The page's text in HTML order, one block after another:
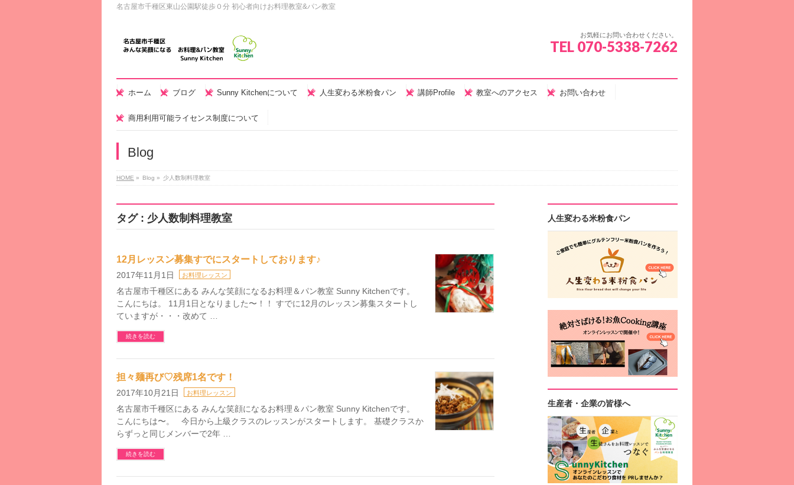
名古屋市千種区東山公園駅徒歩０分 初心者向けお料理教室&パン教室
お気軽にお問い合わせください。
TEL 070-5338-7262
ホーム ブログ Sunny Kitchenについて 人生変わる米粉食パン 講師Profile 教室へのアクセス お問い合わせ
商用利用可能ライセンス制度について
Blog
HOME » Blog » 少人数制料理教室
タグ : 少人数制料理教室
12月レッスン募集すでにスタートしております♪
2017年11月1日 お料理レッスン
名古屋市千種区にある みんな笑顔になるお料理＆パン教室 Sunny Kitchenです。
こんにちは。 11月1日となりました〜！！ すでに12月のレッスン募集スタートし
ていますが・・・改めて …
続きを読む
担々麺再び♡残席1名です！
2017年10月21日 お料理レッスン
名古屋市千種区にある みんな笑顔になるお料理＆パン教室 Sunny Kitchenです。
こんにちは〜。 今日から上級クラスのレッスンがスタートします。 基礎クラスか
らずっと同じメンバーで2年 …
続きを読む
人生変わる米粉食パン
生産者・企業の皆様へ